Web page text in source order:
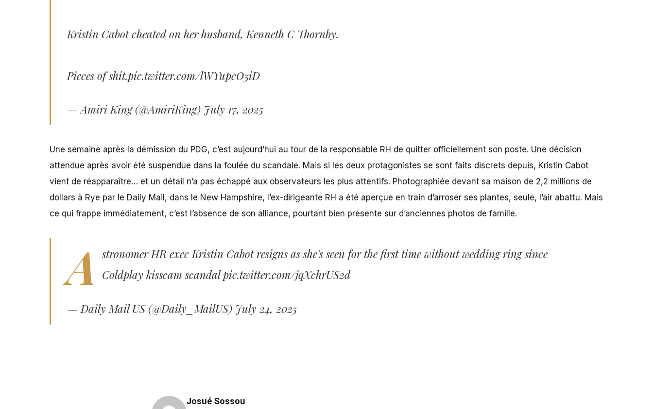
Kristin Cabot cheated on her husband, Kenneth C Thornby.
Pieces of shit.pic.twitter.com/lWYupcO5iD
— Amiri King (@AmiriKing) July 17, 2025
Une semaine après la démission du PDG, c’est aujourd’hui au tour de la responsable RH de quitter officiellement son poste. Une décision
attendue après avoir été suspendue dans la foulée du scandale. Mais si les deux protagonistes se sont faits discrets depuis, Kristin Cabot
vient de réapparaître… et un détail n’a pas échappé aux observateurs les plus attentifs. Photographiée devant sa maison de 2,2 millions de
dollars à Rye par le Daily Mail, dans le New Hampshire, l’ex-dirigeante RH a été aperçue en train d’arroser ses plantes, seule, l’air abattu. Mais
ce qui frappe immédiatement, c’est l’absence de son alliance, pourtant bien présente sur d’anciennes photos de famille.
A
stronomer HR exec Kristin Cabot resigns as she's seen for the first time without wedding ring since
Coldplay kisscam scandalpic.twitter.com/jqXchrUS2d
— Daily Mail US (@Daily_MailUS) July 24, 2025
Josué Sossou